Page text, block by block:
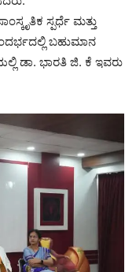
ಸ್ಪರ್ಧೆ ಮತ್ತು
ಬಹುಮಾನ
ಡಾ. ಭಾರತಿ ಜಿ. ಕೆ ಇವರು